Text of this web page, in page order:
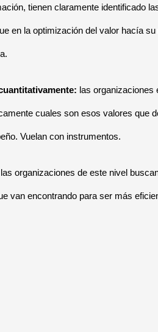
tienen claramente identificado
en la optimización del valor hacía
las organizaciones
cuales son esos valores que
Vuelan con instrumentos.
las organizaciones de este nivel
van encontrando para ser más